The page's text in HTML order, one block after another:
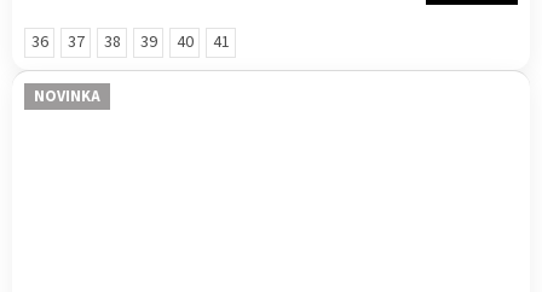
36 37 38 39 40 41
NOVINKA